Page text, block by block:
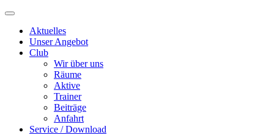
Aktuelles
Unser Angebot
Club
Wir über uns
Räume
Aktive
Trainer
Beiträge
Anfahrt
Service / Download